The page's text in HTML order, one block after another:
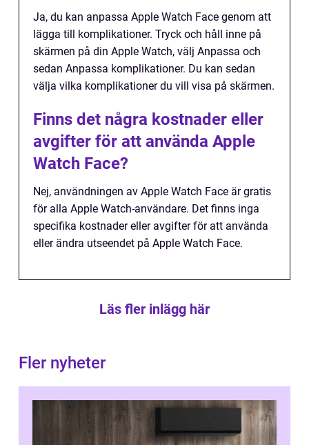
Ja, du kan anpassa Apple Watch Face genom att
lägga till komplikationer. Tryck och håll inne på
skärmen på din Apple Watch, välj Anpassa och
sedan Anpassa komplikationer. Du kan sedan
välja vilka komplikationer du vill visa på skärmen.
Finns det några kostnader eller
avgifter för att använda Apple
Watch Face?
Nej, användningen av Apple Watch Face är gratis
för alla Apple Watch-användare. Det finns inga
specifika kostnader eller avgifter för att använda
eller ändra utseendet på Apple Watch Face.
Läs fler inlägg här
Fler nyheter